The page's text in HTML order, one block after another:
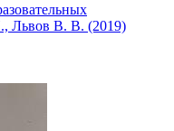
Львов В. В. (2019)